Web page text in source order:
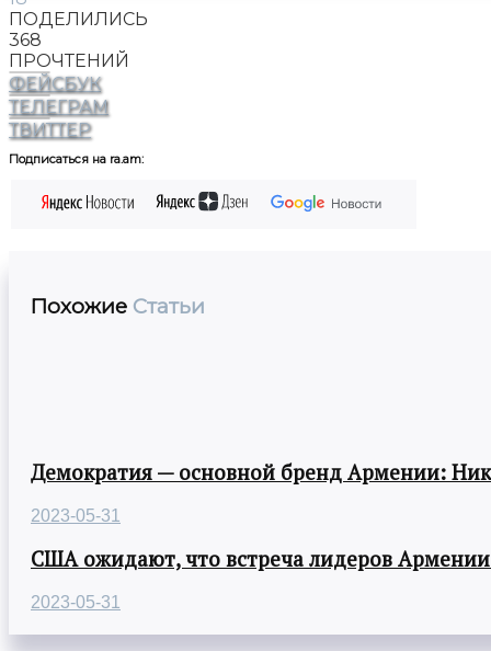
ПОДЕЛИЛИСЬ
368
ПРОЧТЕНИЙ
ФЕЙСБУК
ТЕЛЕГРАМ
ТВИТТЕР
Подписаться на ra.am:
Похожие Статьи
Демократия — основной бренд Армении:
2023-05-31
США ожидают, что встреча лидеров
2023-05-31